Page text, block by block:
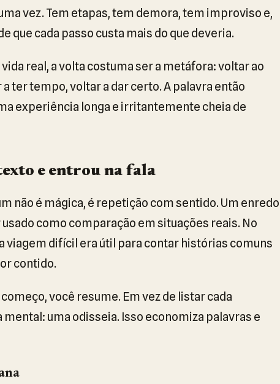
vez. Tem etapas, tem demora, tem improviso e,
que cada passo custa mais do que deveria.
real, a volta costuma ser a metáfora: voltar ao
ter tempo, voltar a dar certo. A palavra então
experiência longa e irritantemente cheia de
e entrou na fala
não é mágica, é repetição com sentido. Um enredo
como comparação em situações reais. No
viagem difícil era útil para contar histórias comuns
contido.
você resume. Em vez de listar cada
uma odisseia. Isso economiza palavras e